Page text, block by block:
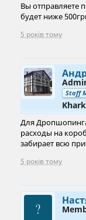
Вы отправляете
будет ниже
5 років тому
Staff
Для
расходы на
забирает всю
5 років тому